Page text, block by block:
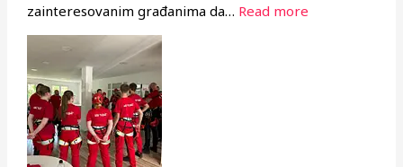
zainteresovanim građanima da… Read more